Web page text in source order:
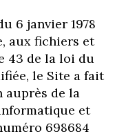
6 janvier 1978
aux fichiers et
43 de la loi du
le Site a fait
auprès de la
et
698684